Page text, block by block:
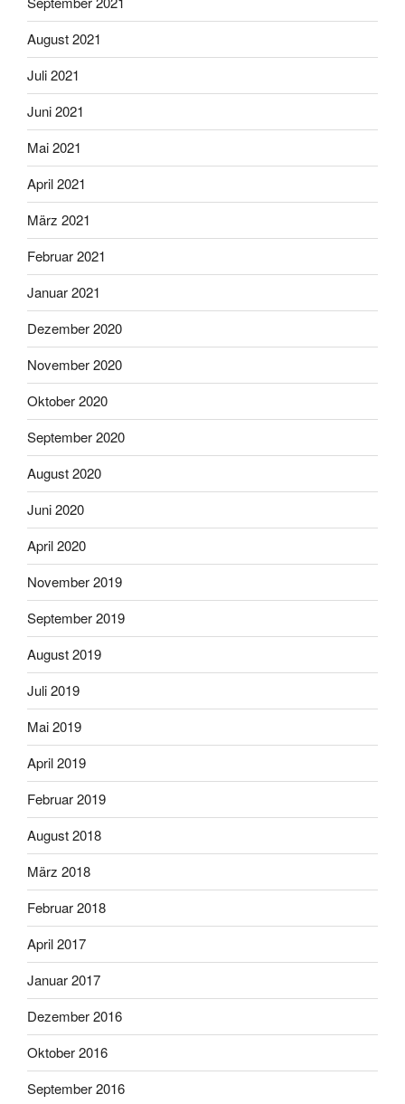
August 2021
Juli 2021
Juni 2021
Mai 2021
April 2021
März 2021
Februar 2021
Januar 2021
Dezember 2020
November 2020
Oktober 2020
September 2020
August 2020
Juni 2020
April 2020
November 2019
September 2019
August 2019
Juli 2019
Mai 2019
April 2019
Februar 2019
August 2018
März 2018
Februar 2018
April 2017
Januar 2017
Dezember 2016
Oktober 2016
September 2016